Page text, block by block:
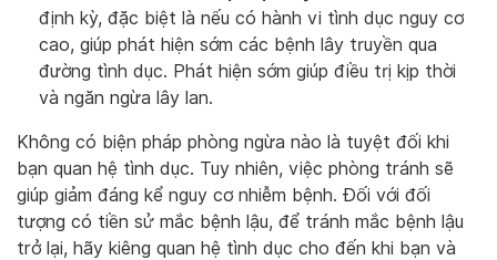
định kỳ, đặc biệt là nếu có hành vi tình dục nguy cơ
cao, giúp phát hiện sớm các bệnh lây truyền qua
đường tình dục. Phát hiện sớm giúp điều trị kịp thời
và ngăn ngừa lây lan.
Không có biện pháp phòng ngừa nào là tuyệt đối khi
bạn quan hệ tình dục. Tuy nhiên, việc phòng tránh sẽ
giúp giảm đáng kể nguy cơ nhiễm bệnh. Đối với đối
tượng có tiền sử mắc bệnh lậu, để tránh mắc bệnh lậu
trở lại, hãy kiêng quan hệ tình dục cho đến khi bạn và